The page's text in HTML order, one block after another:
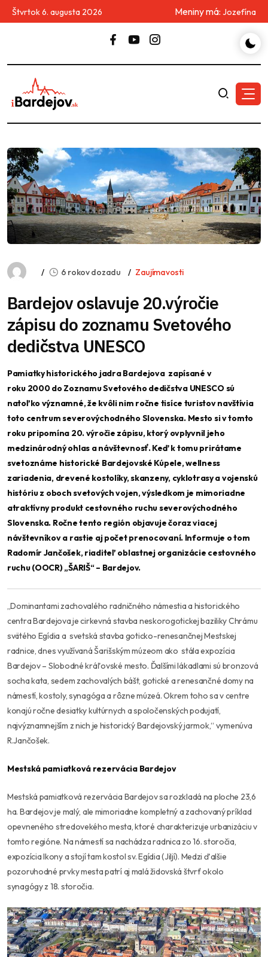
Štvrtok 6. augusta 2026 Meniny má: Jozefína
6 rokov dozadu Zaujímavosti
Bardejov oslavuje 20.výročie
zápisu do zoznamu Svetového
dedičstva UNESCO
Pamiatky historického jadra Bardejova zapísané v
roku 2000 do Zoznamu Svetového dedičstva UNESCO sú
natoľko významné, že kvôli nim ročne tisíce turistov navštívia
toto centrum severovýchodného Slovenska. Mesto si v tomto
roku pripomína 20. výročie zápisu, ktorý ovplyvnil jeho
medzinárodný ohlas a návštevnosť. Keď k tomu prirátame
svetoznáme historické Bardejovské Kúpele, wellness
zariadenia, drevené kostolíky, skanzeny, cyklotrasy a vojenskú
históriu z oboch svetových vojen, výsledkom je mimoriadne
atraktívny produkt cestovného ruchu severovýchodného
Slovenska. Ročne tento región objavuje čoraz viacej
návštevníkov a rastie aj počet prenocovaní. Informuje o tom
Radomír Jančošek, riaditeľ oblastnej organizácie cestovného
ruchu (OOCR) „ŠARIŠ“ – Bardejov.
,,Dominantami zachovalého radničného námestia a historického
centra Bardejova je cirkevná stavba neskorogotickej baziliky Chrámu
svätého Egídia a svetská stavba goticko-renesančnej Mestskej
radnice, dnes využívaná Šarišským múzeom ako stála expozícia
Bardejov – Slobodné kráľovské mesto. Ďalšími lákadlami sú bronzová
socha kata, sedem zachovalých bášt, gotické a renesančné domy na
námestí, kostoly, synagóga a rôzne múzeá. Okrem toho sa v centre
konajú ročne desiatky kultúrnych a spoločenských podujatí,
najvýznamnejším z nich je historický Bardejovský jarmok,“vymenúva
R.Jančošek.
Mestská pamiatková rezervácia Bardejov
Mestská pamiatková rezervácia Bardejov sa rozkladá na ploche 23,6
ha. Bardejov je malý, ale mimoriadne kompletný a zachovaný príklad
opevneného stredovekého mesta, ktoré charakterizuje urbanizáciu v
tomto regióne. Na námestí sa nachádza radnica zo 16. storočia,
expozícia Ikony a stojí tam kostol sv. Egídia (Jiljí). Medzi ďalšie
pozoruhodné prvky mesta patrí aj malá židovská štvrť okolo
synagógy z 18. storočia.